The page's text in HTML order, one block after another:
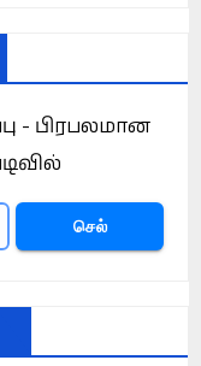
- பிரபலமான
செல்